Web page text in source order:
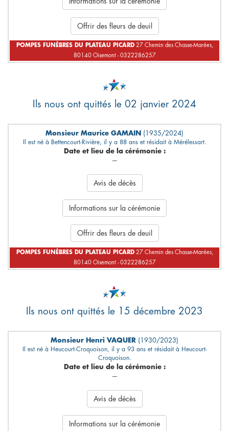
Offrir des fleurs de deuil
POMPES FUNÈBRES DU PLATEAU PICARD27 Chemin des Chasse-Marées,
80140 Oisemont - 0322286257
Ils nous ont quittés le 02 janvier 2024
Monsieur Maurice GAMAIN (1935/2024)
Il est né à Bettencourt-Rivière, il y a 88 ans et résidait à Mérélessart.
Date et lieu de la cérémonie :
---
Avis de décès
Informations sur la cérémonie
Offrir des fleurs de deuil
POMPES FUNÈBRES DU PLATEAU PICARD27 Chemin des Chasse-Marées,
80140 Oisemont - 0322286257
Ils nous ont quittés le 15 décembre 2023
Monsieur Henri VAQUER (1930/2023)
Il est né à Heucourt-Croquoison, il y a 93 ans et résidait à Heucourt-
Croquoison.
Date et lieu de la cérémonie :
---
Avis de décès
Informations sur la cérémonie